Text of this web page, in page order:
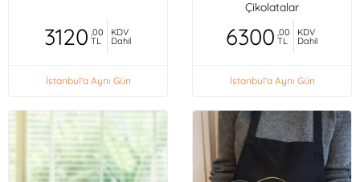
3120 ,00
TL
KDV
Dahil
İstanbul'a Aynı Gün
Çikolatalar
6300 ,00
TL
KDV
Dahil
İstanbul'a Aynı Gün